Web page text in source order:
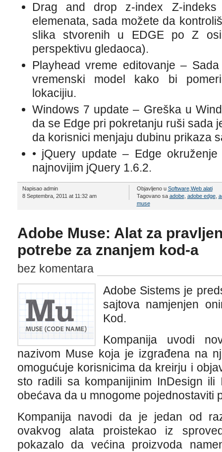
Drag and drop z-index Z-
elemenata, sada možete da
slika stvorenih u EDGE po Z
perspektivu gledaoca).
Playhead vreme editovanje –
vremenski model kako bi
lokacijiu.
Windows 7 update – Greška u
da se Edge pri pokretanju ruši sada
da korisnici menjaju dubinu prikaza
• jQuery update – Edge
najnovijim jQuery 1.6.2.
Napisao admin
8 Septembra, 2011 at 11:32 am
Objavljeno u Software, Web alati
Tagovano sa adobe, adobe edge,
muse
Adobe Muse: Alat za
potrebe za znanjem kod-a
bez komentara
Adobe Sistems je
sajtova namjenjen
Kod.
Kompanija uvodi
nazivom Muse koja je izgrađena na
omogućuje korisnicima da kreirju i
sto radili sa kompanijinim InDesign ili
obećava da u mnogome pojednostaviti
Kompanija navodi da je jedan od
ovakvog alata proistekao iz
pokazalo da većina proizvoda